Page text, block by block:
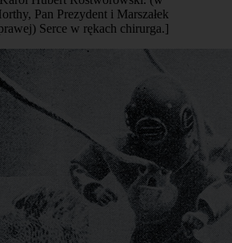
Pan Prezydent i Marszałek
Serce w rękach chirurga.]